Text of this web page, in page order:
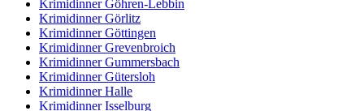
Krimidinner Göhren-Lebbin
Krimidinner Görlitz
Krimidinner Göttingen
Krimidinner Grevenbroich
Krimidinner Gummersbach
Krimidinner Gütersloh
Krimidinner Halle
Krimidinner Isselburg